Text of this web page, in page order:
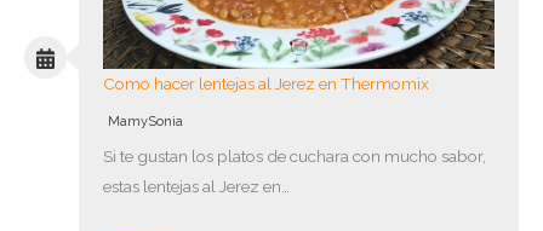
Como hacer lentejas al Jerez en Thermomix
MamySonia
Si te gustan los platos de cuchara con mucho sabor,
estas lentejas al Jerez en…